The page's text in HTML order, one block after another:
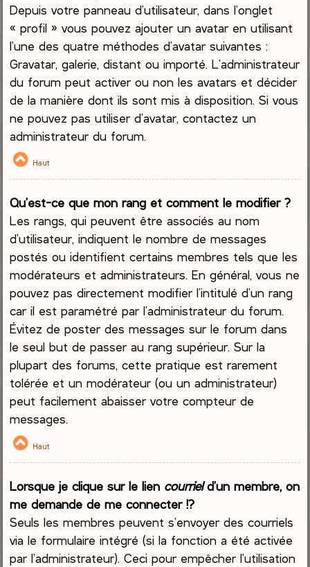
Depuis votre panneau d’utilisateur, dans l’onglet
« profil » vous pouvez ajouter un avatar en utilisant
l’une des quatre méthodes d’avatar suivantes :
Gravatar, galerie, distant ou importé. L’administrateur
du forum peut activer ou non les avatars et décider
de la manière dont ils sont mis à disposition. Si vous
ne pouvez pas utiliser d’avatar, contactez un
administrateur du forum.
Haut
Qu’est-ce que mon rang et comment le modifier ?
Les rangs, qui peuvent être associés au nom
d’utilisateur, indiquent le nombre de messages
postés ou identifient certains membres tels que les
modérateurs et administrateurs. En général, vous ne
pouvez pas directement modifier l’intitulé d’un rang
car il est paramétré par l’administrateur du forum.
Évitez de poster des messages sur le forum dans
le seul but de passer au rang supérieur. Sur la
plupart des forums, cette pratique est rarement
tolérée et un modérateur (ou un administrateur)
peut facilement abaisser votre compteur de
messages.
Haut
Lorsque je clique sur le lien courrield’un membre, on
me demande de me connecter !?
Seuls les membres peuvent s’envoyer des courriels
via le formulaire intégré (si la fonction a été activée
par l’administrateur). Ceci pour empêcher l’utilisation